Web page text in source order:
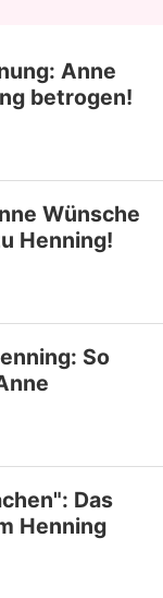
Anne
betrogen!
Wünsche
Henning!
So
Das
Henning